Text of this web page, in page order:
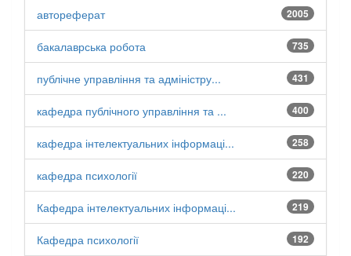
2005
автореферат
735
бакалаврська робота
431
публічне управління та адміністру...
400
кафедра публічного управління та ...
258
кафедра інтелектуальних інформаці...
220
кафедра психології
219
Кафедра інтелектуальних інформаці...
192
Кафедра психології